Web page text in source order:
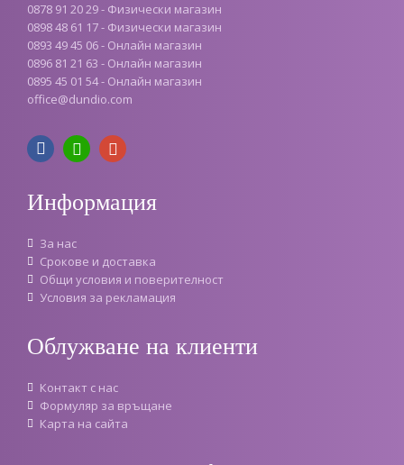
0878 91 20 29 - Физически магазин
0898 48 61 17 - Физически магазин
0893 49 45 06 - Онлайн магазин
0896 81 21 63 - Онлайн магазин
0895 45 01 54 - Онлайн магазин
office@dundio.com
Информация
За нас
Срокове и доставка
Oбщи условия и поверителност
Условия за рекламация
Облужване на клиенти
Контакт с нас
Формуляр за връщане
Карта на сайта